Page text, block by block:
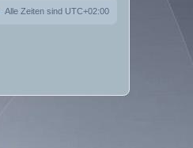
Alle Zeiten sind UTC+02:00